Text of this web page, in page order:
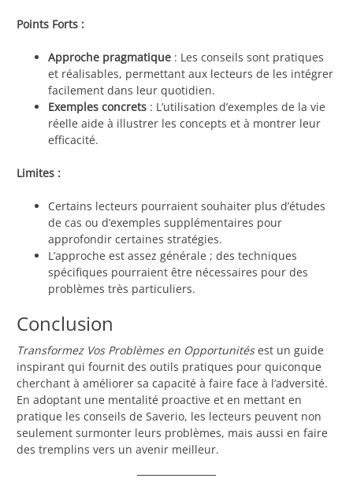
Points Forts :
Approche pragmatique : Les conseils sont pratiques
et réalisables, permettant aux lecteurs de les intégrer
facilement dans leur quotidien.
Exemples concrets : L’utilisation d’exemples de la vie
réelle aide à illustrer les concepts et à montrer leur
efficacité.
Limites :
Certains lecteurs pourraient souhaiter plus d’études
de cas ou d’exemples supplémentaires pour
approfondir certaines stratégies.
L’approche est assez générale ; des techniques
spécifiques pourraient être nécessaires pour des
problèmes très particuliers.
Conclusion
Transformez Vos Problèmes en Opportunitésest un guide
inspirant qui fournit des outils pratiques pour quiconque
cherchant à améliorer sa capacité à faire face à l’adversité.
En adoptant une mentalité proactive et en mettant en
pratique les conseils de Saverio, les lecteurs peuvent non
seulement surmonter leurs problèmes, mais aussi en faire
des tremplins vers un avenir meilleur.